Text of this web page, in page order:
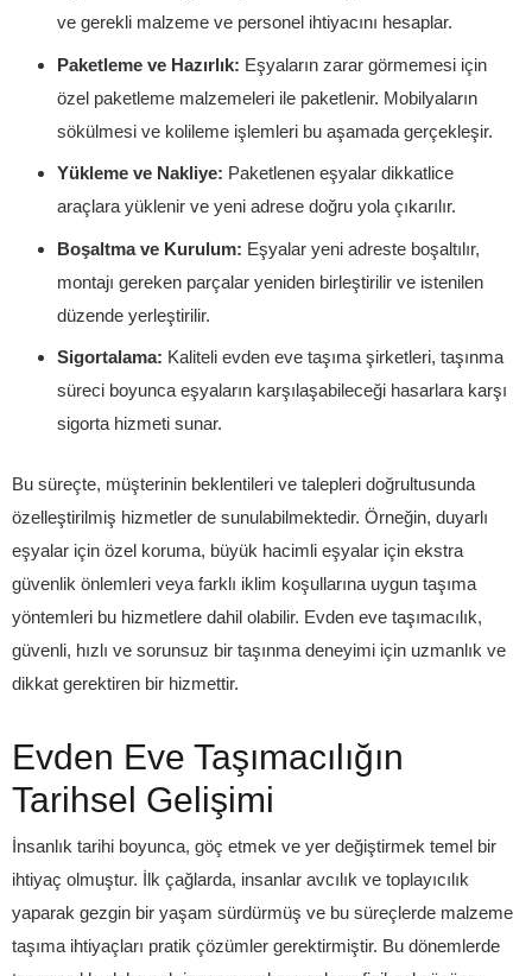
ve gerekli malzeme ve personel ihtiyacını hesaplar.
Paketleme ve Hazırlık: Eşyaların zarar görmemesi için
özel paketleme malzemeleri ile paketlenir. Mobilyaların
sökülmesi ve kolileme işlemleri bu aşamada gerçekleşir.
Yükleme ve Nakliye: Paketlenen eşyalar dikkatlice
araçlara yüklenir ve yeni adrese doğru yola çıkarılır.
Boşaltma ve Kurulum: Eşyalar yeni adreste boşaltılır,
montajı gereken parçalar yeniden birleştirilir ve istenilen
düzende yerleştirilir.
Sigortalama: Kaliteli evden eve taşıma şirketleri, taşınma
süreci boyunca eşyaların karşılaşabileceği hasarlara karşı
sigorta hizmeti sunar.
Bu süreçte, müşterinin beklentileri ve talepleri doğrultusunda
özelleştirilmiş hizmetler de sunulabilmektedir. Örneğin, duyarlı
eşyalar için özel koruma, büyük hacimli eşyalar için ekstra
güvenlik önlemleri veya farklı iklim koşullarına uygun taşıma
yöntemleri bu hizmetlere dahil olabilir. Evden eve taşımacılık,
güvenli, hızlı ve sorunsuz bir taşınma deneyimi için uzmanlık ve
dikkat gerektiren bir hizmettir.
Evden Eve Taşımacılığın
Tarihsel Gelişimi
İnsanlık tarihi boyunca, göç etmek ve yer değiştirmek temel bir
ihtiyaç olmuştur. İlk çağlarda, insanlar avcılık ve toplayıcılık
yaparak gezgin bir yaşam sürdürmüş ve bu süreçlerde malzeme
taşıma ihtiyaçları pratik çözümler gerektirmiştir. Bu dönemlerde